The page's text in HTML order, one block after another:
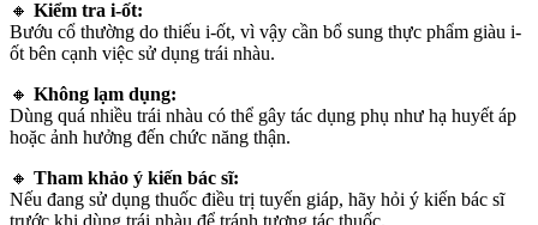
🔸 Kiểm tra i-ốt:
Bướu cổ thường do thiếu i-ốt, vì vậy cần bổ sung thực phẩm giàu i-
ốt bên cạnh việc sử dụng trái nhàu.
🔸 Không lạm dụng:
Dùng quá nhiều trái nhàu có thể gây tác dụng phụ như hạ huyết áp
hoặc ảnh hưởng đến chức năng thận.
🔸 Tham khảo ý kiến bác sĩ:
Nếu đang sử dụng thuốc điều trị tuyến giáp, hãy hỏi ý kiến bác sĩ
trước khi dùng trái nhàu để tránh tương tác thuốc.